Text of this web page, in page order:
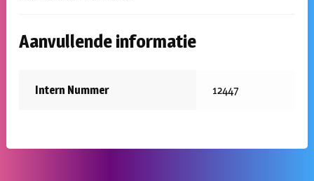
Aanvullende informatie
Intern Nummer 12447